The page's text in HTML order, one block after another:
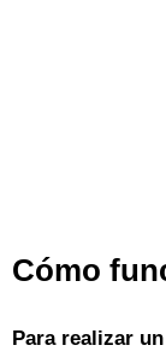
Cómo
Para realizar